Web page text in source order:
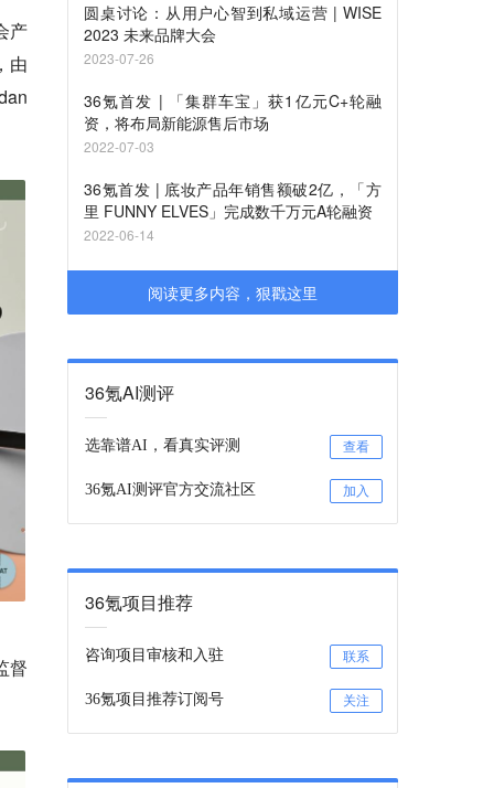
产
由
督
圆桌讨论：从用户心智到私域运营 | WISE
2023 未来品牌大会
2023-07-26
36氪首发 | 「集群车宝」获1亿元C+轮融
资，将布局新能源售后市场
2022-07-03
36氪首发 | 底妆产品年销售额破2亿，「方
里 FUNNY ELVES」完成数千万元A轮融资
2022-06-14
阅读更多内容，狠戳这里
36氪AI测评
选靠谱AI，看真实评测 查看
36氪AI测评官方交流社区 加入
36氪项目推荐
咨询项目审核和入驻 联系
36氪项目推荐订阅号 关注